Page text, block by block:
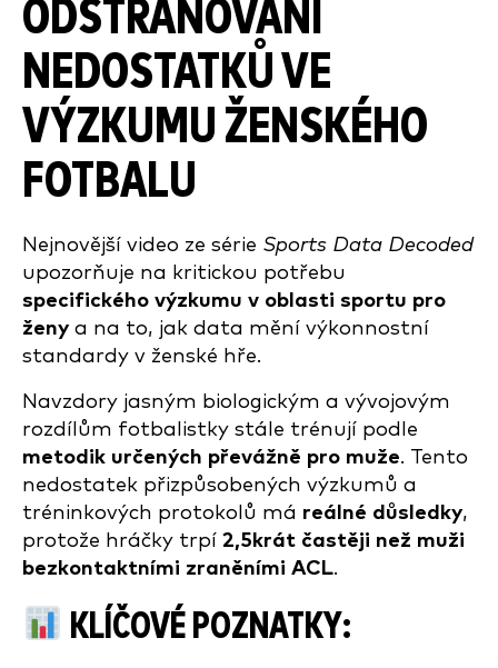
ODSTRAŇOVÁNÍ
NEDOSTATKŮ VE
VÝZKUMU ŽENSKÉHO
FOTBALU
Nejnovější video ze série Sports Data Decoded
upozorňuje na kritickou potřebu
specifického výzkumu v oblasti sportu pro
ženy a na to, jak data mění výkonnostní
standardy v ženské hře.
Navzdory jasným biologickým a vývojovým
rozdílům fotbalistky stále trénují podle
metodik určených převážně pro muže. Tento
nedostatek přizpůsobených výzkumů a
tréninkových protokolů má reálné důsledky,
protože hráčky trpí 2,5krát častěji než muži
bezkontaktními zraněními ACL.
KLÍČOVÉ POZNATKY: